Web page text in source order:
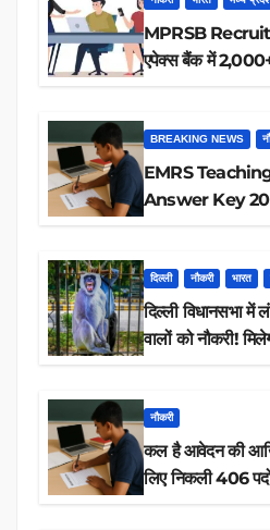
MPRSB
एपेक्स बैंक में
BREAKING NEWS
EMRS
Answer Key
दिल्ली नौकरी भारत
दिल्ली विधानसभा
वालों को
नौकरी
कल है आवेदन की
लिए निकली 406